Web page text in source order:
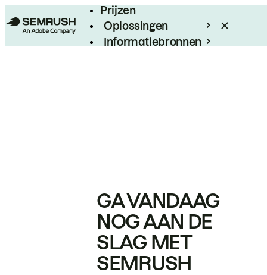
Prijzen
Oplossingen
Informatiebronnen
GA VANDAAG
NOG AAN DE
SLAG MET
SEMRUSH